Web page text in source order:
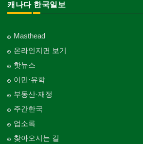
캐나다 한국일보
Masthead
온라인지면 보기
핫뉴스
이민·유학
부동산·재정
주간한국
업소록
찾아오시는 길